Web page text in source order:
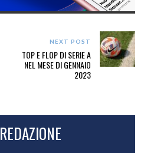
NEXT POST
TOP E FLOP DI SERIE A
NEL MESE DI GENNAIO
2023
REDAZIONE